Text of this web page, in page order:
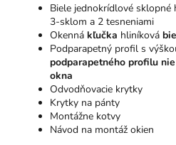
Biele jednokrídlové sklopné
3-sklom a 2 tesneniami
Okenná kľučka hliníková
Podparapetný profil s
podparapetného profilu
okna
Odvodňovacie krytky
Krytky na pánty
Montážne kotvy
Návod na montáž okien